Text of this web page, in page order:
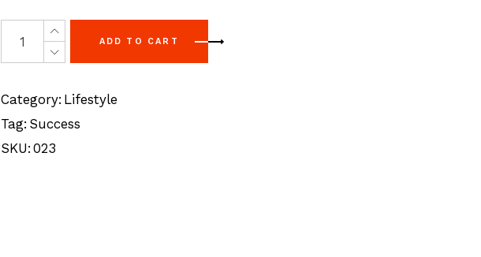
ADD TO CART
Category: Lifestyle
Tag: Success
SKU: 023